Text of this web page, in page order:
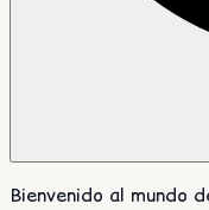
Bienvenido al mundo